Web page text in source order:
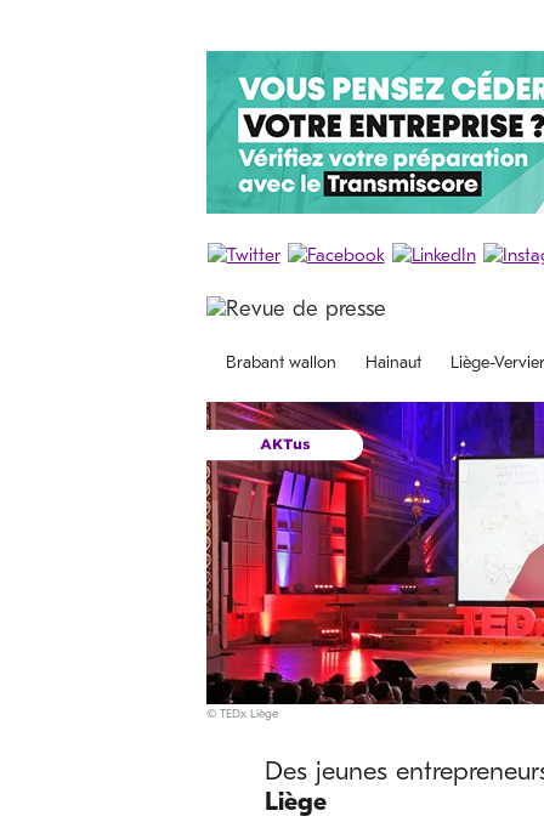
Brabant wallon Hainaut Liège-
© TEDx Liège
Des jeunes
Liège